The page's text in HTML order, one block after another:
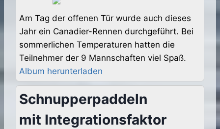
Am Tag der offenen Tür wurde auch dieses
Jahr ein Canadier-Rennen durchgeführt. Bei
sommerlichen Temperaturen hatten die
Teilnehmer der 9 Mannschaften viel Spaß.
Album herunterladen
Schnupperpaddeln
mit Integrationsfaktor